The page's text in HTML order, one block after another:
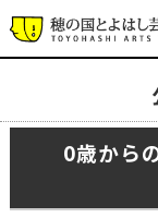
0歳から
最新の公演・
演劇・ダン
ワークショッ